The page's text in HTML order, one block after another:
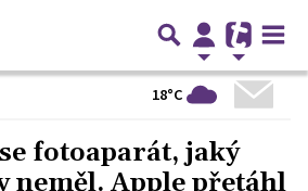
18°C
fotoaparát, jaký
neměl. Apple přetáhl